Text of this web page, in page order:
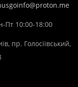
Пт 10:00-18:00
пр. Голосіївський,